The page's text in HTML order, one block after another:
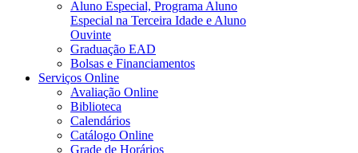
Aluno Especial, Programa Aluno
Especial na Terceira Idade e Aluno
Ouvinte
Graduação EAD
Bolsas e Financiamentos
Serviços Online
Avaliação Online
Biblioteca
Calendários
Catálogo Online
Grade de Horários